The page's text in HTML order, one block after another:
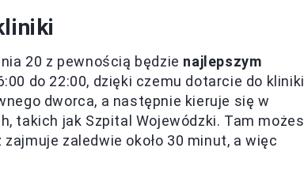
20 z pewnością będzie najlepszym
do 22:00, dzięki czemu dotarcie do kliniki
dworca, a następnie kieruje się w
takich jak Szpital Wojewódzki. Tam
zaledwie około 30 minut, a więc